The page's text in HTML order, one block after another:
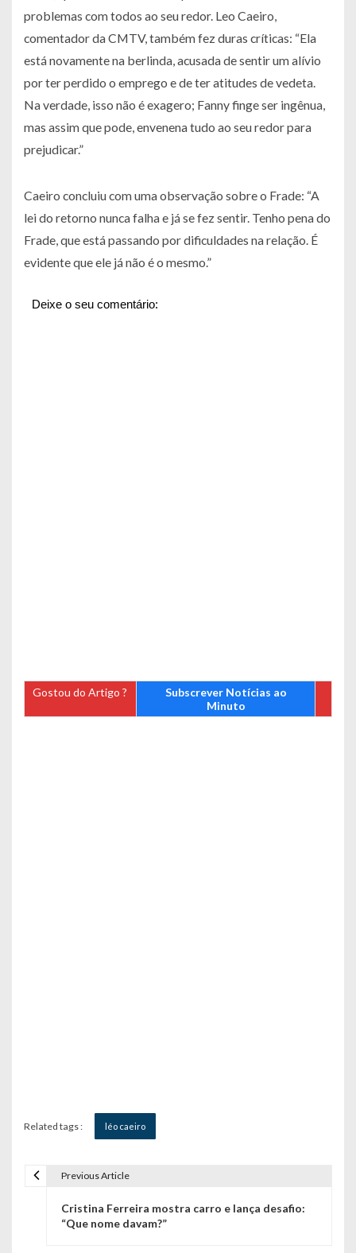
problemas com todos ao seu redor. Leo Caeiro,
comentador da CMTV, também fez duras críticas: “Ela
está novamente na berlinda, acusada de sentir um alívio
por ter perdido o emprego e de ter atitudes de vedeta.
Na verdade, isso não é exagero; Fanny finge ser ingênua,
mas assim que pode, envenena tudo ao seu redor para
prejudicar.”
Caeiro concluiu com uma observação sobre o Frade: “A
lei do retorno nunca falha e já se fez sentir. Tenho pena do
Frade, que está passando por dificuldades na relação. É
evidente que ele já não é o mesmo.”
Deixe o seu comentário:
Gostou do Artigo ?
Subscrever Notícias ao
Minuto
Related tags : léo caeiro
Previous Article
Cristina Ferreira mostra carro e lança desafio:
“Que nome davam?”